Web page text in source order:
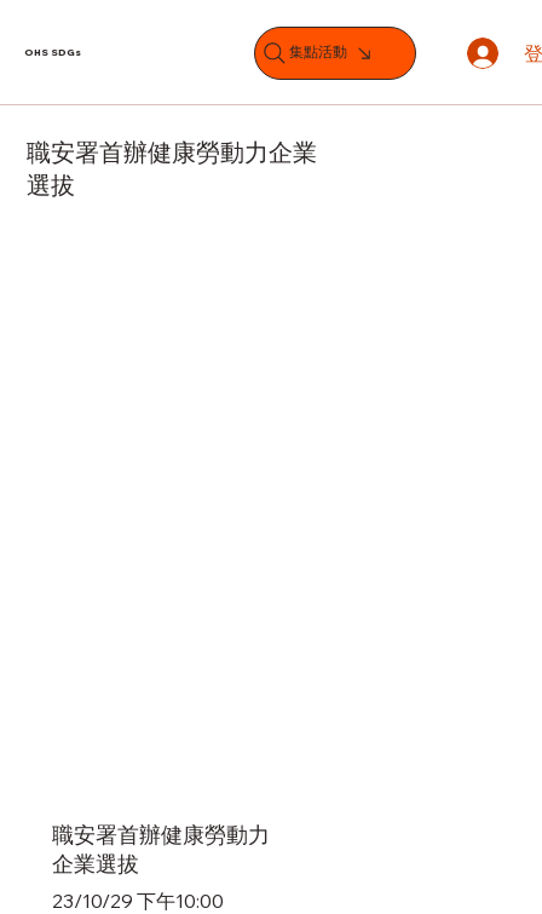
OHS SDGs 集點活動
職安署首辦健康勞動力企業
選拔
職安署首辦健康勞動力
企業選拔
23/10/29 下午10:00